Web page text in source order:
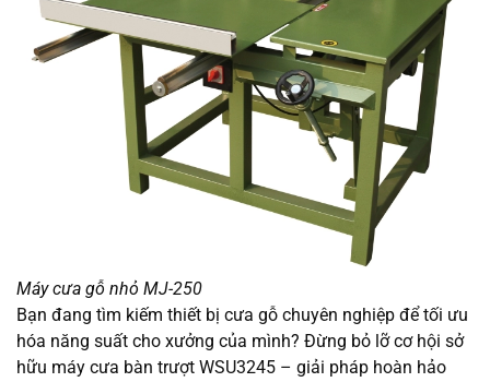
Máy cưa gỗ nhỏ MJ-250
Bạn đang tìm kiếm thiết bị cưa gỗ chuyên nghiệp để tối ưu
hóa năng suất cho xưởng của mình? Đừng bỏ lỡ cơ hội sở
hữu máy cưa bàn trượt WSU3245 – giải pháp hoàn hảo